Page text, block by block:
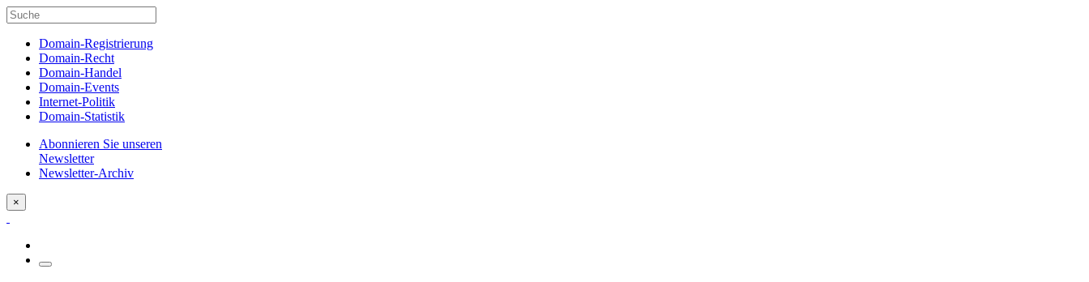
Domain-Registrierung
Domain-Recht
Domain-Handel
Domain-Events
Internet-Politik
Domain-Statistik
Abonnieren Sie unseren
Newsletter
Newsletter-Archiv
×